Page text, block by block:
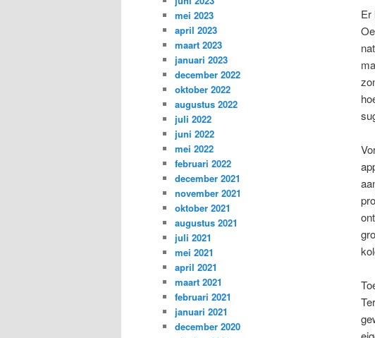
Er
mei 2023
april 2023
maart 2023
januari 2023
december 2022
oktober 2022
augustus 2022
juli 2022
juni 2022
mei 2022
februari 2022
december 2021
november 2021
oktober 2021
augustus 2021
juli 2021
mei 2021
april 2021
maart 2021
februari 2021
januari 2021
december 2020